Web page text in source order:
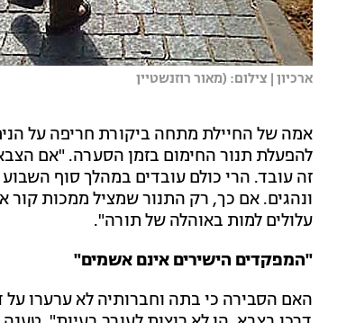
ארכיון | צילום: (מאור רוזנשטיין
אמה של החיילת מתחה ביקורת חריפה על
להפעלת תנור החימום בזמן הסערה. "אם
זה עובד. הרי כולם עובדים במהלך סוף
ונהגים. אם כך, רק התנור שמציל ממכות
עלולים למות באוהלה של תורה".
"המפקדים הישירים אינם אשמים"
האם הסבירה כי בתה וחברותיה לא ערערו